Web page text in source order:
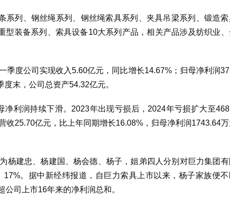
系列、钢丝绳系列、钢丝绳索具系列、夹具吊梁系列、锻造索
型装备系列、索具设备10大系列产品，相关产品涉及纺织业、
季度公司实现收入5.60亿元，同比增长14.67%；归母净利润
末，公司总资产54.32亿元。
净利润持续下滑。2023年出现亏损后，2024年亏损扩大至
收25.70亿元，比上年同期增长16.08%，归母净利润1743.64万
杨建忠、杨建国、杨会德、杨子，姐弟四人分别对巨力集团
17%。据中新经纬报道，自巨力索具上市以来，杨子家族便
司上市16年来的净利润总和。